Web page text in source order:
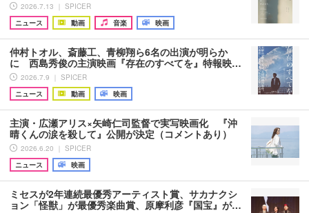
2026.7.13 ｜ SPICER
ニュース
動画 音楽 映画
仲村トオル、斎藤工、青柳翔ら6名の出演が明らか
に 西島秀俊の主演映画『存在のすべてを』特報映…
2026.7.9 ｜ SPICER
ニュース
動画 映画
主演・広瀬アリス×矢崎仁司監督で実写映画化 『沖
晴くんの涙を殺して』公開が決定（コメントあり）
2026.6.20 ｜ SPICER
ニュース
映画
ミセスが2年連続最優秀アーティスト賞、サカナクシ
ョン「怪獣」が最優秀楽曲賞、原摩利彦『国宝』が…